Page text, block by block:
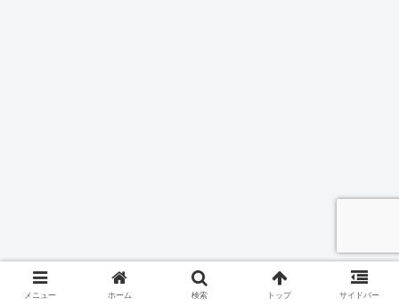
メニュー ホーム 検索 トップ サイドバー